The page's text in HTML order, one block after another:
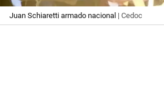
Juan Schiaretti armado nacional | Cedoc